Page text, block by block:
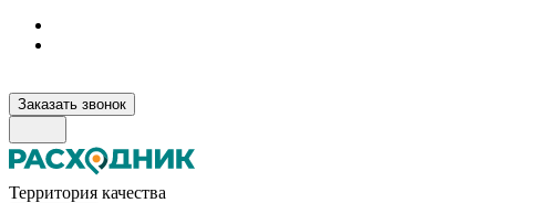
Заказать звонок
Территория качества